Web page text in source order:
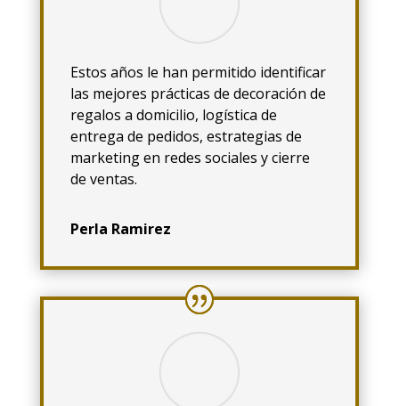
Estos años le han permitido identificar
las mejores prácticas de decoración de
regalos a domicilio, logística de
entrega de pedidos, estrategias de
marketing en redes sociales y cierre
de ventas.
Perla Ramirez